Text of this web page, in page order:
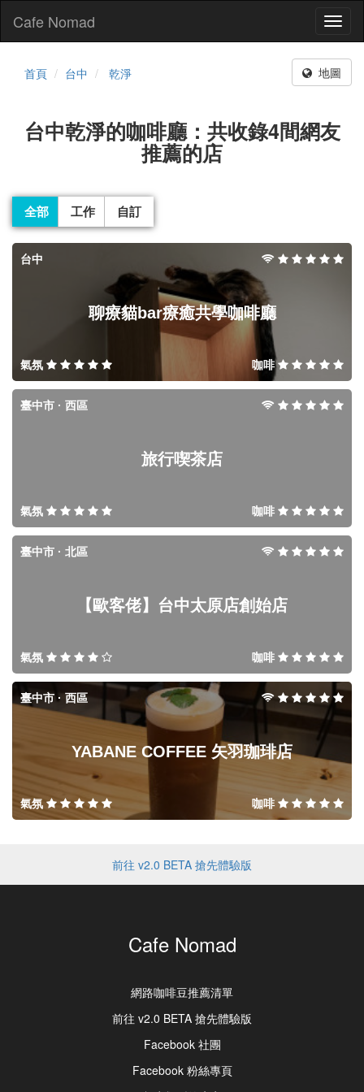
Cafe Nomad
地圖
首頁 台中 乾淨
台中乾淨的咖啡廳：共收錄4間網友
推薦的店
全部 工作 自訂
聊療貓bar療癒共學咖啡廳
台中
氣氛 咖啡
旅行喫茶店
臺中市 · 西區
氣氛 咖啡
【歐客佬】台中太原店創始店
臺中市 · 北區
氣氛 咖啡
YABANE COFFEE 矢羽珈琲店
臺中市 · 西區
氣氛 咖啡
前往 v2.0 BETA 搶先體驗版
Cafe Nomad
網路咖啡豆推薦清單
前往 v2.0 BETA 搶先體驗版
Facebook 社團
Facebook 粉絲專頁